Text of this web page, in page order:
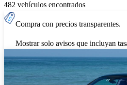
482 vehículos encontrados
Compra con precios transparentes.
Mostrar solo avisos que incluyan